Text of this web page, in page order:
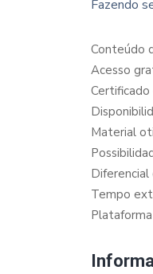
Fazendo
Conteúdo
Acesso
Material
Tempo